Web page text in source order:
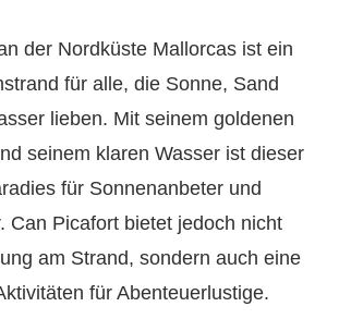
der Nordküste Mallorcas ist ein
für alle, die Sonne, Sand
lieben. Mit seinem goldenen
seinem klaren Wasser ist dieser
für Sonnenanbeter und
Can Picafort bietet jedoch nicht
am Strand, sondern auch eine
für Abenteuerlustige.